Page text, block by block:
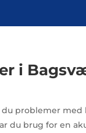
i
du problemer
du brug for en